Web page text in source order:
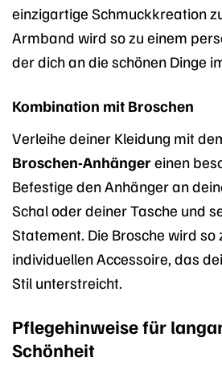
einzigartige Schmuckkreation
Armband wird so zu einem
der dich an die schönen Dinge
Kombination mit Broschen
Verleihe deiner Kleidung mit
Broschen-Anhänger einen
Befestige den Anhänger an
Schal oder deiner Tasche und
Statement. Die Brosche wird so
individuellen Accessoire, das
Stil unterstreicht.
Pflegehinweise für
Schönheit